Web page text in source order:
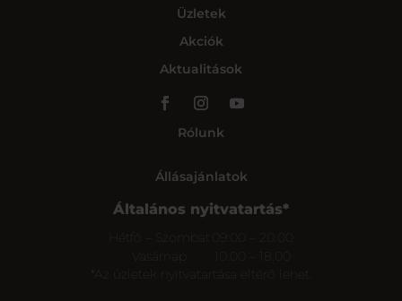
Üzletek
Akciók
Aktualitások
Rólunk
Állásajánlatok
Általános nyitvatartás*
*Az üzletek nyitvatartása eltérő lehet.